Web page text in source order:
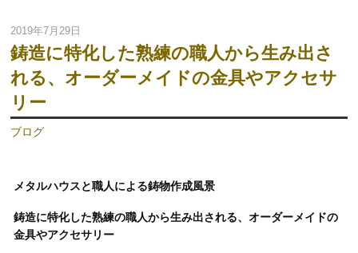
2019年7月29日
鋳造に特化した熟練の職人から生み出さ
れる、オーダーメイドの金具やアクセサ
リー
ブログ
メタルハウスと職人による鋳物作成風景
鋳造に特化した熟練の職人から生み出される、オーダーメイドの
金具やアクセサリー